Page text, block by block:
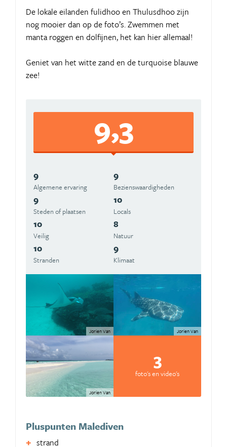
De lokale eilanden fulidhoo en Thulusdhoo zijn
nog mooier dan op de foto’s. Zwemmen met
manta roggen en dolfijnen, het kan hier allemaal!
Geniet van het witte zand en de turquoise blauwe
zee!
9,3
9
Algemene ervaring
9
Beziens­waardigheden
9
Steden of plaatsen
10
Locals
10
Veilig
8
Natuur
10
Stranden
9
Klimaat
Jorien Van Jorien Van
Jorien Van
3
foto's en video's
Pluspunten Malediven
strand